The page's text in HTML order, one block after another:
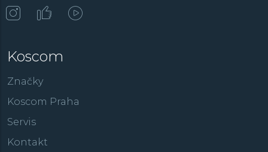
Koscom
Značky
Koscom Praha
Servis
Kontakt